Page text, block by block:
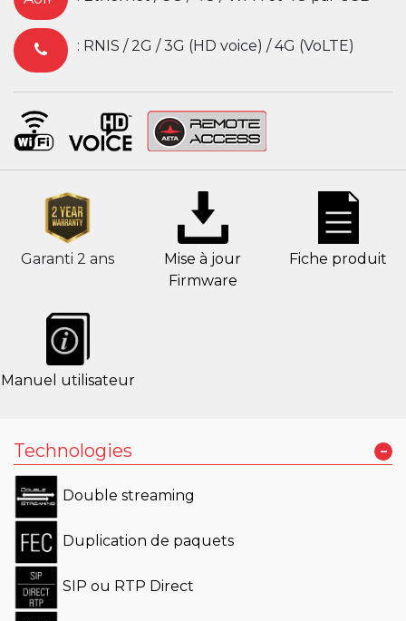
: RNIS / 2G / 3G (HD voice) / 4G (VoLTE)
Garanti 2 ans
Mise à jour
Firmware
Fiche produit
Manuel utilisateur
Technologies -
Double streaming
Duplication de paquets
SIP ou RTP Direct